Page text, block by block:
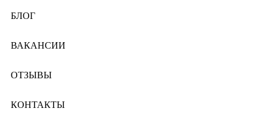
БЛОГ
ВАКАНСИИ
ОТЗЫВЫ
КОНТАКТЫ